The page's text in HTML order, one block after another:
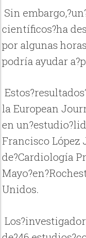
Sin
científicos?ha
por algunas
podría ayudar
la European
en
Francisco López
de?Cardiología
Unidos.